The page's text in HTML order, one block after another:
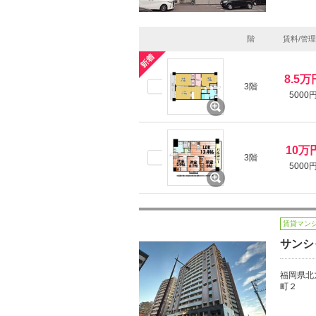
階 賃料/管
3階
8.5万
5000
3階
10万
5000
賃貸マン
サン
福岡県北
町２